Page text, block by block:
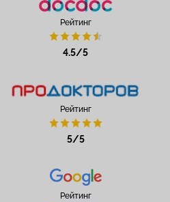
Рейтинг
4.5/5
Рейтинг
5/5
Рейтинг